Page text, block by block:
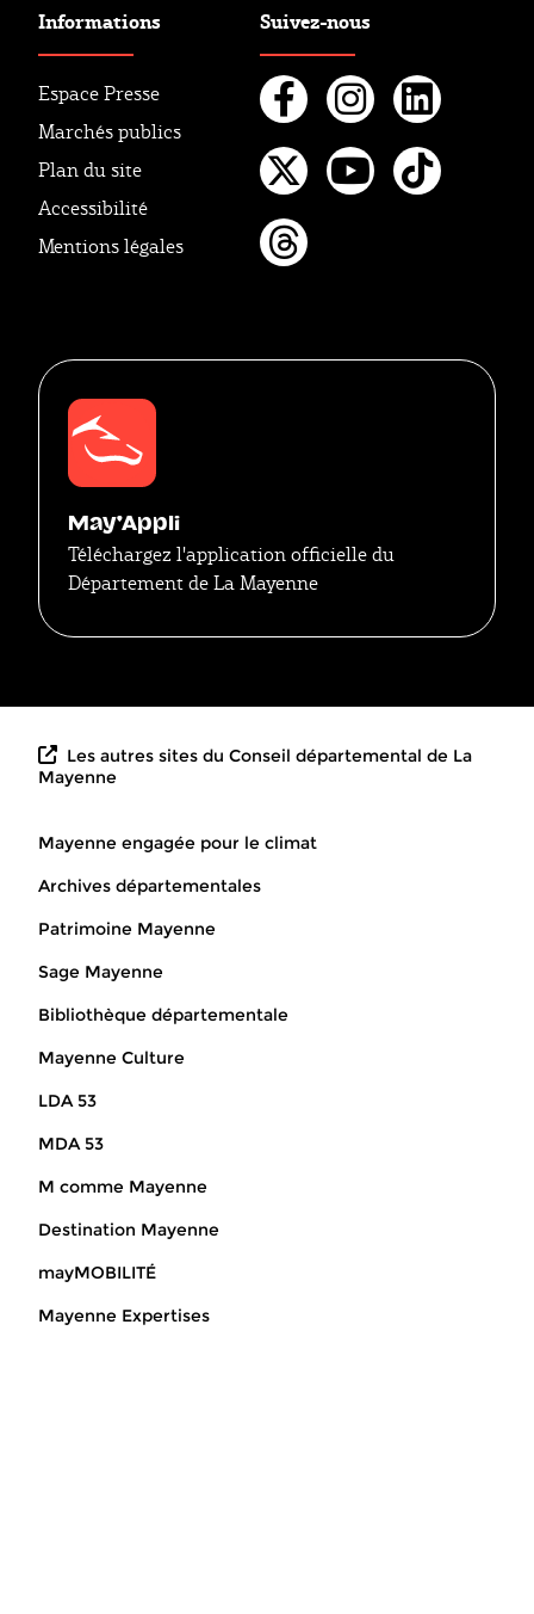
Informations
Espace Presse
Marchés publics
Plan du site
Accessibilité
Mentions légales
Suivez-nous
Facebook
Twitter
May'Appli
Téléchargez l'application officielle du
Département de La Mayenne
Les autres sites du Conseil départemental de La
Mayenne
Mayenne engagée pour le climat
Archives départementales
Patrimoine Mayenne
Sage Mayenne
Bibliothèque départementale
Mayenne Culture
LDA 53
MDA 53
M comme Mayenne
Destination Mayenne
mayMOBILITÉ
Mayenne Expertises